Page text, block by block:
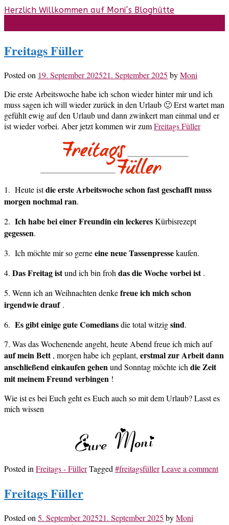
Skip
content
Herzlich Willkommen auf Moni´s Bloghütte
Freitags Füller
Posted on 19. September 202521. September 2025 byMoni
Die erste Arbeitswoche habe ich schon wieder hinter mir und ich
muss sagen ich will wieder zurück in den Urlaub 🙂 Erst wartet man
gefühlt ewig auf den Urlaub und dann zwinkert man einmal und er
ist wieder vorbei. Aber jetzt kommen wir zumFreitags Füller
1. Heute istdie erste Arbeitswoche schon fast geschafft muss
morgen nochmal ran.
2. Ich habe bei einer Freundin ein leckeresKürbisrezept
gegessen.
3. Ich möchte mir so gerneeine neue Tassenpressekaufen.
4. Das Freitag istund ich bin froh das die Woche vorbei ist.
5. Wenn ich an Weihnachten denkefreue ich mich schon
irgendwie drauf.
6. Es gibt einige guteComediansdie total witzigsind.
7. Was das Wochenende angeht, heute Abend freue ich mich auf
auf mein Bett, morgen habe ich geplant, erstmal zur Arbeit dann
anschließend einkaufen gehenund Sonntag möchte ich die Zeit
mit meinem Freund verbingen !
Wie ist es bei Euch geht es Euch auch so mit dem Urlaub? Lasst es
mich wissen
Posted in Freitags - FüllerTagged #freitagsfüllerLeave a comment
Freitags Füller
Posted on 5. September 202521. September 2025 byMoni